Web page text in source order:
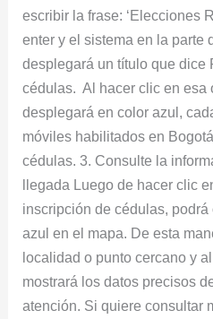
escribir la frase: ‘Elecciones
enter y el sistema en la parte
desplegará un título que dice
cédulas. Al hacer clic en esa
desplegará en color azul,
móviles habilitados en
cédulas. 3. Consulte la
llegada Luego de hacer clic
inscripción de cédulas,
azul en el mapa. De esta
localidad o punto cercano y
mostrará los datos precisos
atención. Si quiere consultar